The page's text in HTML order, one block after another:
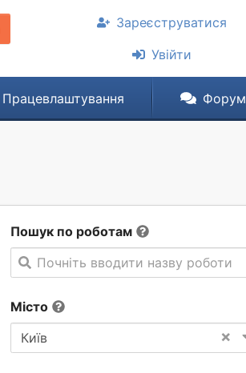
Зареєструватися
Увійти
Працевлаштування Форум
Пошук по роботам
Почніть вводити назву роботи
Місто
×
Київ